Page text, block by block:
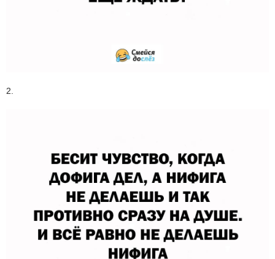
2.